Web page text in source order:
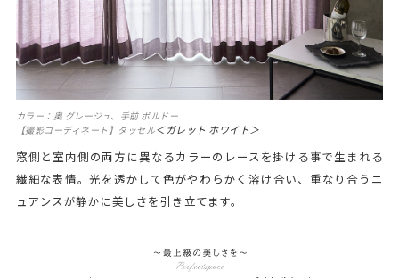
カラー：奥 グレージュ、手前 ボルドー
【撮影コーディネート】タッセル＜ガレット ホワイト＞
窓側と室内側の両方に異なるカラーのレースを掛ける事で生まれる
繊細な表情。光を透かして色がやわらかく溶け合い、重なり合うニ
ュアンスが静かに美しさを引き立てます。